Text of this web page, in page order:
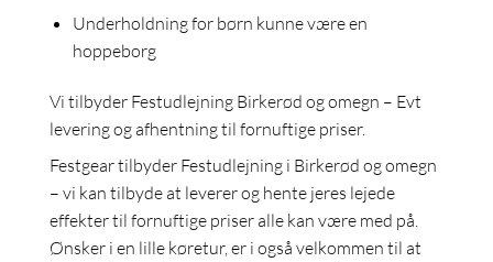
Underholdning for børn kunne være en
hoppeborg
Vi tilbyder Festudlejning Birkerød og omegn – Evt
levering og afhentning til fornuftige priser.
Festgear tilbyder Festudlejning i Birkerød og omegn
– vi kan tilbyde at leverer og hente jeres lejede
effekter til fornuftige priser alle kan være med på.
Ønsker i en lille køretur, er i også velkommen til at